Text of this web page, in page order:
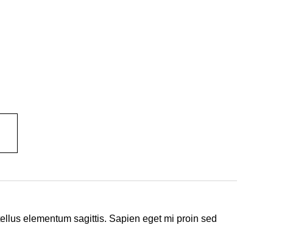
elementum sagittis. Sapien eget mi proin sed